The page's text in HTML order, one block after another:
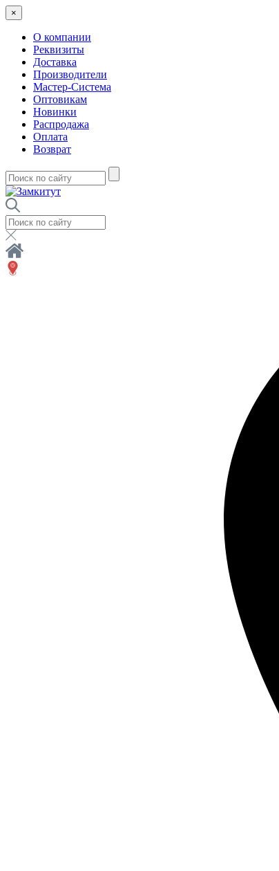
×
О компании
Реквизиты
Доставка
Производители
Мастер-Система
Оптовикам
Новинки
Распродажа
Оплата
Возврат